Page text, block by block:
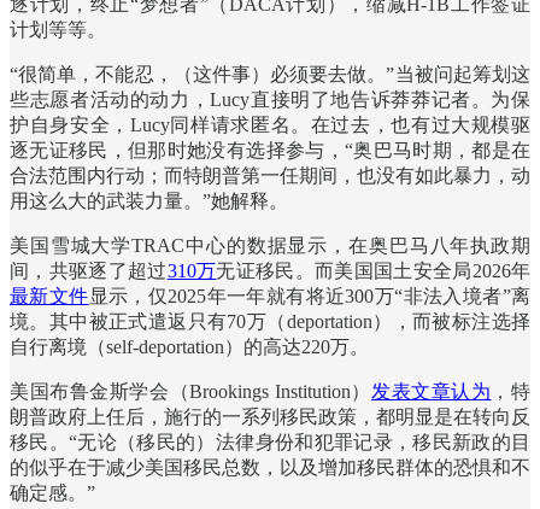
逐计划，终止“梦想者”（DACA计划），缩减H-1B工作签证
计划等等。
“很简单，不能忍，（这件事）必须要去做。”当被问起筹划这
些志愿者活动的动力，Lucy直接明了地告诉莽莽记者。为保
护自身安全，Lucy同样请求匿名。在过去，也有过大规模驱
逐无证移民，但那时她没有选择参与，“奥巴马时期，都是在
合法范围内行动；而特朗普第一任期间，也没有如此暴力，动
用这么大的武装力量。”她解释。
美国雪城大学TRAC中心的数据显示，在奥巴马八年执政期
间，共驱逐了超过310万无证移民。而美国国土安全局2026年
最新文件显示，仅2025年一年就有将近300万“非法入境者”离
境。其中被正式遣返只有70万（deportation），而被标注选择
自行离境（self-deportation）的高达220万。
美国布鲁金斯学会（Brookings Institution） 发表文章认为 ，特
朗普政府上任后，施行的一系列移民政策，都明显是在转向反
移民。“无论（移民的）法律身份和犯罪记录，移民新政的目
的似乎在于减少美国移民总数，以及增加移民群体的恐惧和不
确定感。”